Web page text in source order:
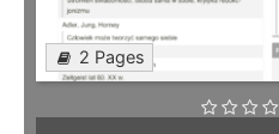
2 Pages